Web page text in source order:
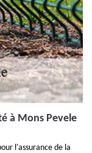
à Mons Pevele
l'assurance de la